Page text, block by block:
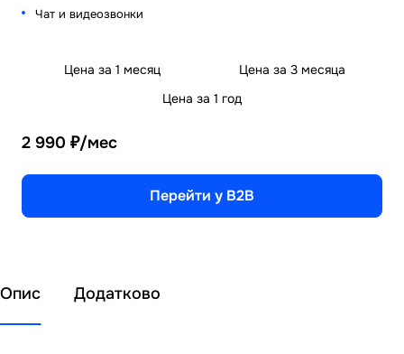
Чат и видеозвонки
Цена за 1 месяц
Цена за 3 месяца
Цена за 1 год
2 990 ₽/мес
Перейти у B2B
Опис Додатково